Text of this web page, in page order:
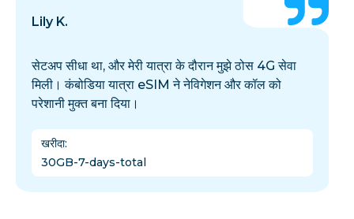
Lily K.
सेटअप सीधा था, और मेरी यात्रा के दौरान मुझे ठोस 4G सेवा
मिली। कंबोडिया यात्रा eSIM ने नेविगेशन और कॉल को
परेशानी मुक्त बना दिया।
खरीदा:
30GB-7-days-total